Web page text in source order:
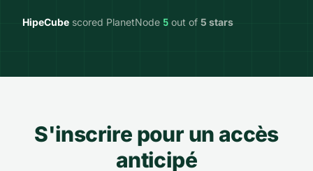
HipeCube scored PlanetNode 5 out of 5 stars
S'inscrire pour un accès
anticipé